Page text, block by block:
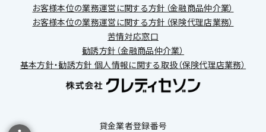
貸金業者登録番号
お客様本位の業務運営に関する方針（金融商品仲介業）
お客様本位の業務運営に関する方針（保険代理店業務）
苦情対応窓口
勧誘方針（金融商品仲介業）
基本方針・勧誘方針 個人情報に関する取扱（保険代理店業務）